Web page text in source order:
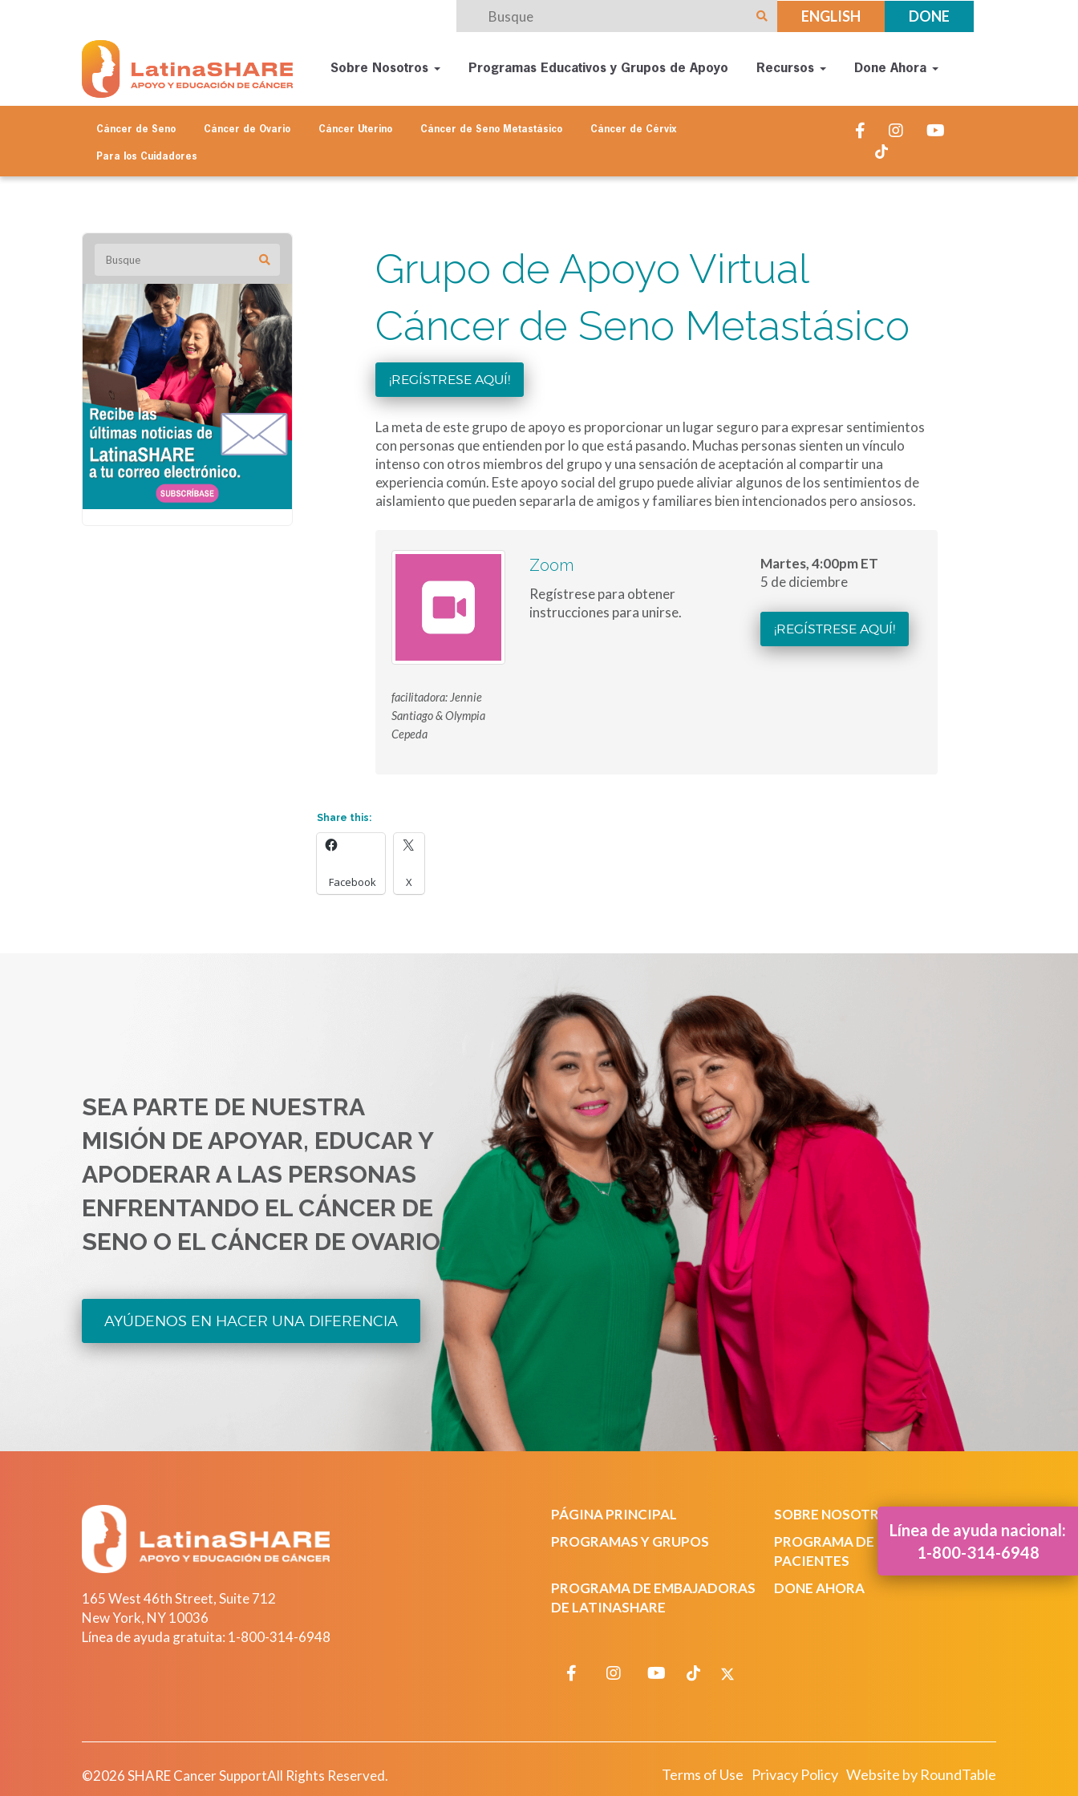
ENGLISH DONE
Sobre Nosotros Programas Educativos y Grupos de Apoyo Recursos Done Ahora
Cáncer de Seno Cáncer de Ovario Cáncer Uterino Cáncer de Seno Metastásico Cáncer de Cérvix
Para los Cuidadores
Grupo de Apoyo Virtual
Cáncer de Seno Metastásico
¡REGÍSTRESE AQUÍ!
La meta de este grupo de apoyo es proporcionar un lugar seguro para expresar sentimientos
con personas que entienden por lo que está pasando. Muchas personas sienten un vínculo
intenso con otros miembros del grupo y una sensación de aceptación al compartir una
experiencia común. Este apoyo social del grupo puede aliviar algunos de los sentimientos de
aislamiento que pueden separarla de amigos y familiares bien intencionados pero ansiosos.
facilitadora: Jennie
Santiago & Olympia
Cepeda
Zoom
Regístrese para obtener
instrucciones para unirse.
Martes, 4:00pm ET
5 de diciembre
¡REGÍSTRESE AQUÍ!
Share this:
Facebook X
SEA PARTE DE NUESTRA
MISIÓN DE APOYAR, EDUCAR Y
APODERAR A LAS PERSONAS
ENFRENTANDO EL CÁNCER DE
SENO O EL CÁNCER DE OVARIO.
AYÚDENOS EN HACER UNA DIFERENCIA
165 West 46th Street, Suite 712
New York, NY10036
Línea de ayuda gratuita: 1-800-314-6948
PÁGINA PRINCIPAL
SOBRE NOSOTROS
PROGRAMAS Y GRUPOS
PROGRAMA DE NAVEGACION DE
PACIENTES
PROGRAMA DE EMBAJADORAS
DE LATINASHARE
DONE AHORA
©2026 SHARE Cancer SupportAll Rights Reserved. Terms of Use Privacy Policy Website by RoundTable
Línea de ayuda nacional:
1-800-314-6948